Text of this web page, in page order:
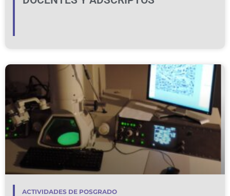
ACTIVIDADES DE POSGRADO